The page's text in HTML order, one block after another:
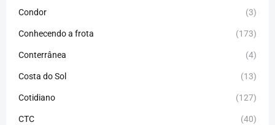
Condor (3)
Conhecendo a frota (173)
Conterrânea (4)
Costa do Sol (13)
Cotidiano (127)
CTC (40)